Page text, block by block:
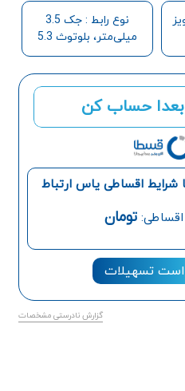
نوع رابط : جک 3.5
میلی‌متر، بلوتوث 5.3
بعدا حساب کن
شرایط اقساطی یاس ارتباط
تومان
تسهیلات
گزارش نادرستی مشخصات